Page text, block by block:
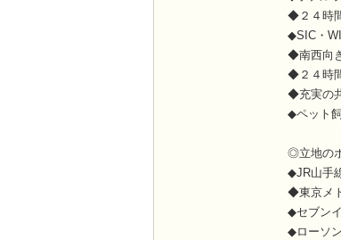
◆２４時
◆SIC・
◆南西向
◆２４時
◆充実の
◆ペット
◎立地の
◆JR山手
◆東京メ
◆セブン
◆ローソ